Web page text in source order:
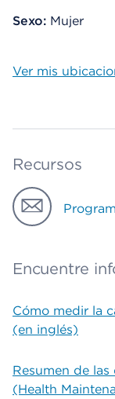
Sexo: Mujer
Ver mis
Recursos
Encuentre
Cómo medir la
(en inglés)
Resumen de
(Health